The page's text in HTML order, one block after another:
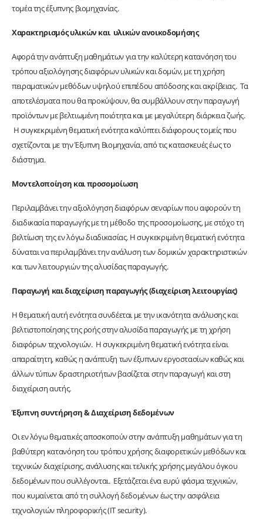
τομέα της έξυπνης βιομηχανίας.
Χαρακτηρισμός υλικών και υλικών ανοικοδοµήσης
Αφορά την ανάπτυξη μαθημάτων για την καλύτερη κατανόηση του
τρόπου αξιολόγησης διαφόρων υλικών και δομών, με τη χρήση
πειραματικών μεθόδων υψηλού επιπέδου απόδοσης και ακρίβειας. Τα
αποτελέσματα που θα προκύψουν, θα συμβάλλουν στην παραγωγή
προϊόντων με βελτιωμένη ποιότητα και με μεγαλύτερη διάρκεια ζωής.
Η συγκεκριμένη θεματική ενότητα καλύπτει διάφορους τομείς που
σχετίζονται με την Έξυπνη Βιομηχανία, από τις κατασκευές έως το
διάστημα.
Μοντελοποίηση και προσομοίωση
Περιλαμβάνει την αξιολόγηση διαφόρων σεναρίων που αφορούν τη
διαδικασία παραγωγής με τη μέθοδο της προσομοίωσης, με στόχο τη
βελτίωση της εν λόγω διαδικασίας. Η συγκεκριμένη θεματική ενότητα
δύναται να περιλαμβάνει την ανάλυση των δομικών χαρακτηριστικών
και των λειτουργιών της αλυσίδας παραγωγής.
Παραγωγή και διαχείριση παραγωγής (διαχείριση λειτουργίας)
Η θεματική αυτή ενότητα συνδέεται με την ικανότητα ανάλυσης και
βελτιστοποίησης της ροής στην αλυσίδα παραγωγής με τη χρήση
διαφόρων τεχνολογιών. Η συγκεκριμένη θεματική ενότητα είναι
απαραίτητη, καθώς η ανάπτυξη των έξυπνων εργοστασίων καθώς και
άλλων τύπων δραστηριοτήτων βασίζεται στην παραγωγή και στη
διαχείριση αυτής.
Έξυπνη συντήρηση & Διαχείριση δεδομένων
Οι εν λόγω θεματικές αποσκοπούν στην ανάπτυξη μαθημάτων για τη
βαθύτερη κατανόηση του τρόπου χρήσης διαφορετικών μεθόδων και
τεχνικών διαχείρισης, ανάλυσης και τελικής χρήσης μεγάλου όγκου
δεδομένων που συλλέγονται. Εξετάζεται ένα ευρύ φάσμα τεχνικών,
που κυμαίνεται από τη συλλογή δεδομένων έως την ασφάλεια
τεχνολογιών πληροφορικής (IT security).